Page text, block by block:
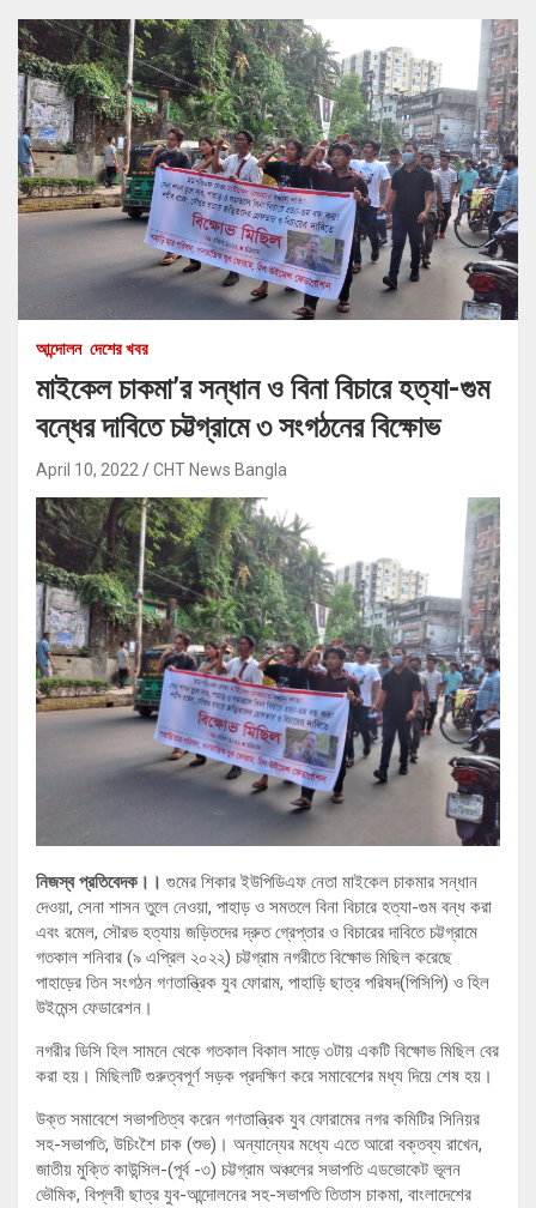
আন্দোলন দেশের খবর
মাইকেল চাকমা’র সন্ধান ও বিনা বিচারে হত্যা-গুম
বন্ধের দাবিতে চট্টগ্রামে ৩ সংগঠনের বিক্ষোভ
April 10, 2022 CHT News Bangla
নিজস্ব প্রতিবেদক।। গুমের শিকার ইউপিডিএফ নেতা মাইকেল চাকমার সন্ধান
দেওয়া, সেনা শাসন তুলে নেওয়া, পাহাড় ও সমতলে বিনা বিচারে হত্যা-গুম বন্ধ করা
এবং রমেল, সৌরভ হত্যায় জড়িতদের দ্রুত গ্রেপ্তার ও বিচারের দাবিতে চট্টগ্রামে
গতকাল শনিবার (৯ এপ্রিল ২০২২) চট্টগ্রাম নগরীতে বিক্ষোভ মিছিল করেছে
পাহাড়ের তিন সংগঠন গণতান্ত্রিক যুব ফোরাম, পাহাড়ি ছাত্র পরিষদ(পিসিপি) ও হিল
উইমেন্স ফেডারেশন।
নগরীর ডিসি হিল সামনে থেকে গতকাল বিকাল সাড়ে ৩টায় একটি বিক্ষোভ মিছিল বের
করা হয়। মিছিলটি গুরুত্বপূর্ণ সড়ক প্রদক্ষিণ করে সমাবেশের মধ্য দিয়ে শেষ হয়।
উক্ত সমাবেশে সভাপতিত্ব করেন গণতান্ত্রিক যুব ফোরামের নগর কমিটির সিনিয়র
সহ-সভাপতি, উচিংশৈ চাক (শুভ)। অন্যান্যের মধ্যে এতে আরো বক্তব্য রাখেন,
জাতীয় মুক্তি কাউন্সিল-(পূর্ব -৩) চট্টগ্রাম অঞ্চলের সভাপতি এডভোকেট ভূলন
ভৌমিক, বিপ্লবী ছাত্র যুব-আন্দোলনের সহ-সভাপতি তিতাস চাকমা, বাংলাদেশের